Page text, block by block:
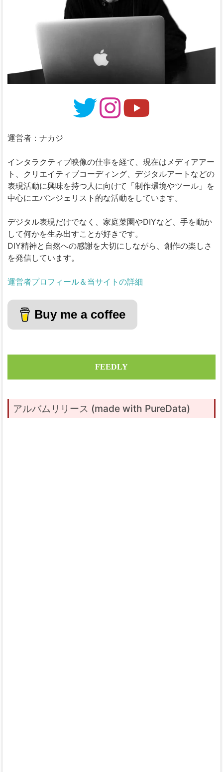
運営者：ナカジ
インタラクティブ映像の仕事を経て、現在はメディアアー
ト、クリエイティブコーディング、デジタルアートなどの
表現活動に興味を持つ人に向けて「制作環境やツール」を
中心にエバンジェリスト的な活動をしています。
デジタル表現だけでなく、家庭菜園やDIYなど、手を動か
して何かを生み出すことが好きです。
DIY精神と自然への感謝を大切にしながら、創作の楽しさ
を発信しています。
運営者プロフィール＆当サイトの詳細
Buy me a coffee
FEEDLY
アルバムリリース (made with PureData)